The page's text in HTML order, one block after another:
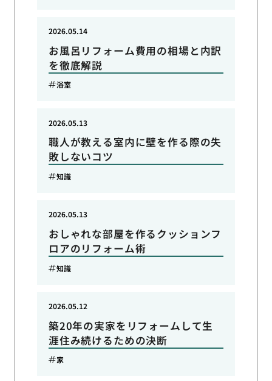
お風呂リフォーム費用の相場と内訳
を徹底解説
2026.05.14
浴室
職人が教える室内に壁を作る際の失
敗しないコツ
2026.05.13
知識
おしゃれな部屋を作るクッションフ
ロアのリフォーム術
2026.05.13
知識
築20年の実家をリフォームして生
涯住み続けるための決断
2026.05.12
家